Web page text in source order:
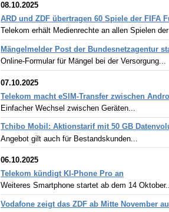
08.10.2025
ARD und ZDF übertragen 60 Spiele der FIFA
Telekom erhält Medienrechte an allen Spielen
Mängelmelder Post der Bundesnetzagentur
Online-Formular für Mängel bei der Versorgung...
07.10.2025
Telekom macht eSIM-Transfer zwischen
Einfacher Wechsel zwischen Geräten...
Tchibo Mobil: Aktionstarif mit 50 GB
Angebot gilt auch für Bestandskunden...
06.10.2025
Telekom kündigt KI-Phone Pro an
Weiteres Smartphone startet ab dem 14
Vodafone zeigt das ZDF ab Mitte November